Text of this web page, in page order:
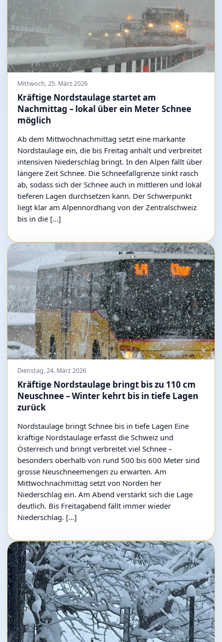
Mittwoch, 25. März 2026
Kräftige Nordstaulage startet am
Nachmittag – lokal über ein Meter Schnee
möglich
Ab dem Mittwochnachmittag setzt eine markante
Nordstaulage ein, die bis Freitag anhält und verbreitet
intensiven Niederschlag bringt. In den Alpen fällt über
längere Zeit Schnee. Die Schneefallgrenze sinkt rasch
ab, sodass sich der Schnee auch in mittleren und lokal
tieferen Lagen durchsetzen kann. Der Schwerpunkt
liegt klar am Alpennordhang von der Zentralschweiz
bis in die […]
Dienstag, 24. März 2026
Kräftige Nordstaulage bringt bis zu 110 cm
Neuschnee – Winter kehrt bis in tiefe Lagen
zurück
Nordstaulage bringt Schnee bis in tiefe Lagen Eine
kräftige Nordstaulage erfasst die Schweiz und
Österreich und bringt verbreitet viel Schnee –
besonders oberhalb von rund 500 bis 600 Meter sind
grosse Neuschneemengen zu erwarten. Am
Mittwochnachmittag setzt von Norden her
Niederschlag ein. Am Abend verstärkt sich die Lage
deutlich. Bis Freitagabend fällt immer wieder
Niederschlag. […]